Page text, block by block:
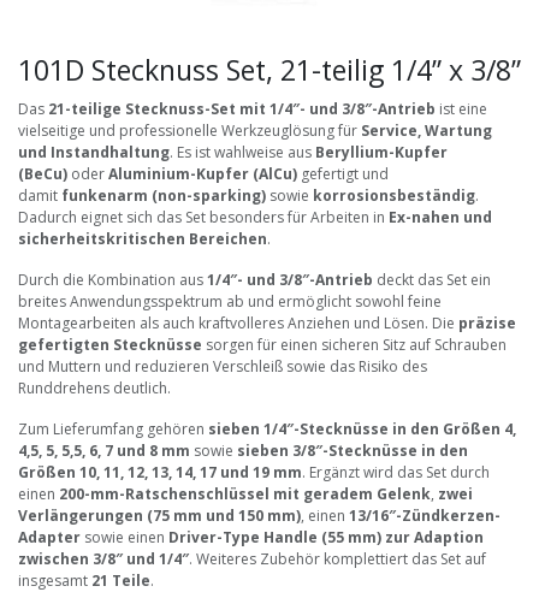
101D Stecknuss Set, 21-teilig 1/4” x 3/8”
Das 21-teilige Stecknuss-Set mit 1/4″- und 3/8″-Antrieb ist eine
vielseitige und professionelle Werkzeuglösung für Service, Wartung
und Instandhaltung. Es ist wahlweise aus Beryllium-Kupfer
(BeCu) oderAluminium-Kupfer (AlCu) gefertigt und
damit funkenarm (non-sparking) sowie korrosionsbeständig.
Dadurch eignet sich das Set besonders für Arbeiten in Ex-nahen und
sicherheitskritischen Bereichen.
Durch die Kombination aus1/4″- und 3/8″-Antrieb deckt das Set ein
breites Anwendungsspektrum ab und ermöglicht sowohl feine
Montagearbeiten als auch kraftvolleres Anziehen und Lösen. Die präzise
gefertigten Stecknüsse sorgen für einen sicheren Sitz auf Schrauben
und Muttern und reduzieren Verschleiß sowie das Risiko des
Runddrehens deutlich.
Zum Lieferumfang gehören sieben 1/4″-Stecknüsse in den Größen 4,
4,5, 5, 5,5, 6, 7 und 8 mm sowie sieben 3/8″-Stecknüsse in den
Größen 10, 11, 12, 13, 14, 17 und 19 mm. Ergänzt wird das Set durch
einen 200-mm-Ratschenschlüssel mit geradem Gelenk, zwei
Verlängerungen (75 mm und 150 mm), einen 13/16″-Zündkerzen-
Adapter sowie einen Driver-Type Handle (55 mm) zur Adaption
zwischen 3/8″ und 1/4″. Weiteres Zubehör komplettiert das Set auf
insgesamt 21 Teile.